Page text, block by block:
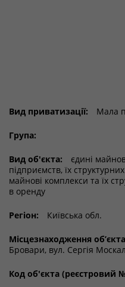
Вид приватизації: Мала
Група:
Вид об'єкта:
єдині
підприємств, їх
майнові комплекси та їх
в оренду
Регіон: Київська обл.
Місцезнаходження
Бровари, вул. Сергія
Код об'єкта (реєстровий